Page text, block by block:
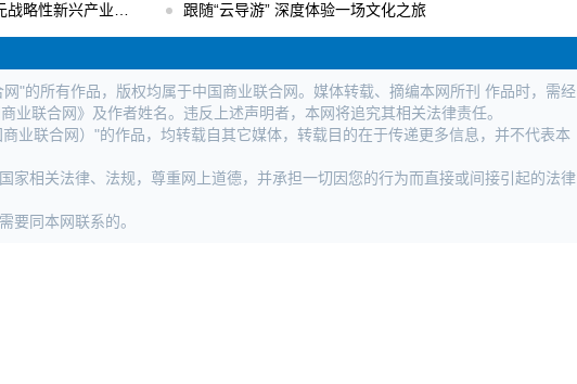
新兴产业发展基金
跟随“云导游” 深度体验一场文化之旅
网"的所有作品，版权均属于中国商业联合网。媒体转载、摘编本网所刊 作品时，需经
业联合网》及作者姓名。违反上述声明者，本网将追究其相关法律责任。
商业联合网）"的作品，均转载自其它媒体，转载目的在于传递更多信息，并不代表本
家相关法律、法规，尊重网上道德，并承担一切因您的行为而直接或间接引起的法律
要同本网联系的。